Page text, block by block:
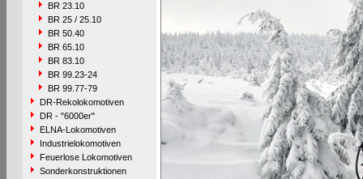
BR 23.10
BR 25 / 25.10
BR 50.40
BR 65.10
BR 83.10
BR 99.23-24
BR 99.77-79
DR-Rekolokomotiven
DR - "6000er"
ELNA-Lokomotiven
Industrielokomotiven
Feuerlose Lokomotiven
Sonderkonstruktionen